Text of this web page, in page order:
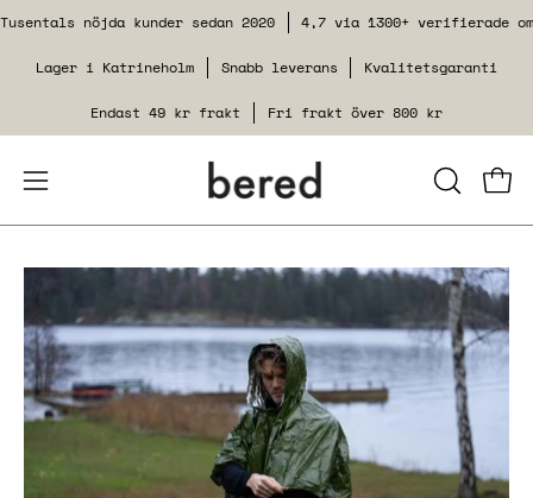
Siirry
Tusentals nöjda kunder sedan 2020 4,7 via 1300+ verifierade
Lager i Katrineholm Snabb leverans Kvalitetsgaranti
Endast 49 kr frakt Fri frakt över 800 kr
Avaa
navigointivalikko
SULJE
Avaa
kuvagalleria